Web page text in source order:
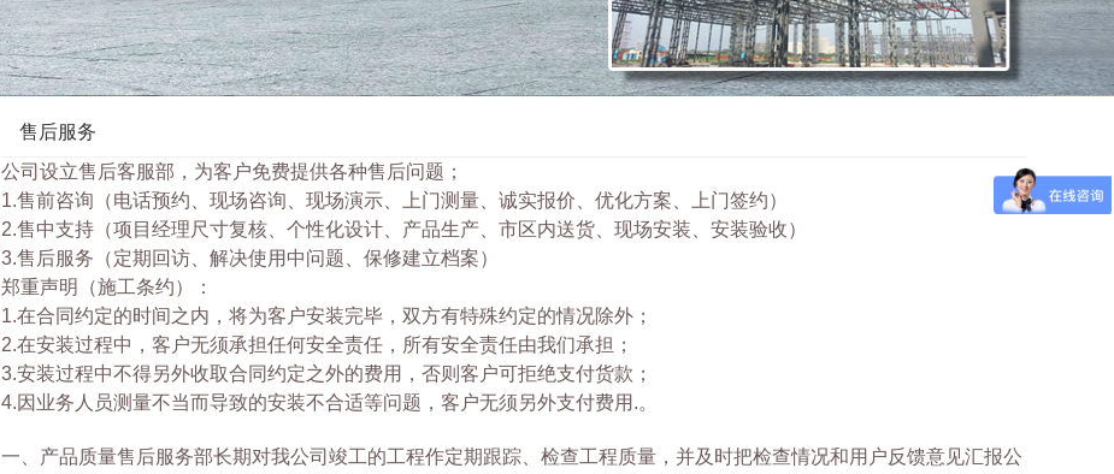
售后服务
公司设立售后客服部，为客户免费提供各种售后问题；
1.售前咨询（电话预约、现场咨询、现场演示、上门测量、诚实报价、优化方案、上门签约）
2.售中支持（项目经理尺寸复核、个性化设计、产品生产、市区内送货、现场安装、安装验收）
3.售后服务（定期回访、解决使用中问题、保修建立档案）
郑重声明（施工条约）：
1.在合同约定的时间之内，将为客户安装完毕，双方有特殊约定的情况除外；
2.在安装过程中，客户无须承担任何安全责任，所有安全责任由我们承担；
3.安装过程中不得另外收取合同约定之外的费用，否则客户可拒绝支付货款；
4.因业务人员测量不当而导致的安装不合适等问题，客户无须另外支付费用.。
一、产品质量售后服务部长期对我公司竣工的工程作定期跟踪、检查工程质量，并及时把检查情况和用户反馈意见汇报公